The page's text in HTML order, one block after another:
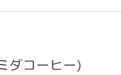
ダコーヒー)